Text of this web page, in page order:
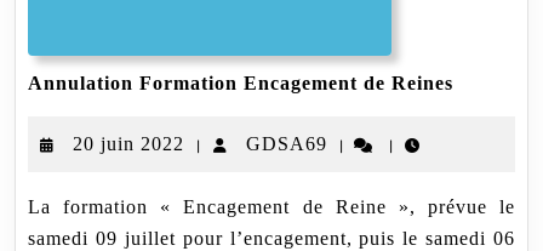
Annulation Formation Encagement de Reines
20 juin 2022
20
2022
| GDSA69 GDSA69
| |
La formation « Encagement de Reine », prévue le
samedi 09 juillet pour l’encagement, puis le samedi 06